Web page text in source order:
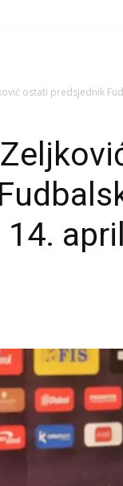
ostati predsjednik
14.